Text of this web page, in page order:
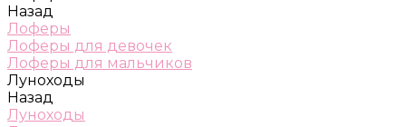
Назад
Лоферы
Лоферы для девочек
Лоферы для мальчиков
Луноходы
Назад
Луноходы